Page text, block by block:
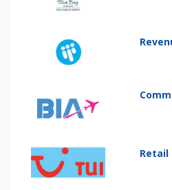
Retail